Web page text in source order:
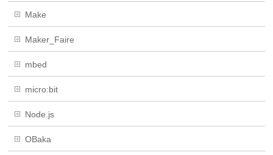
Make
Maker_Faire
mbed
micro:bit
Node.js
OBaka